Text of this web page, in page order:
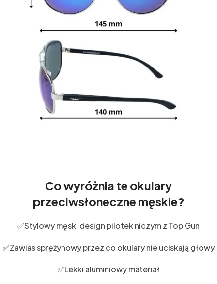
Co wyróżnia te okulary
przeciwsłoneczne męskie?
✅Stylowy męski design pilotek niczym z Top Gun
✅Zawias sprężynowy przez co okulary nie uciskają głowy
✅Lekki aluminiowy materiał